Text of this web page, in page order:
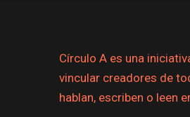
Círculo A es una
vincular creadores de
hablan, escriben o leen